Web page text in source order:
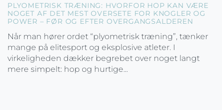
PLYOMETRISK TRÆNING: HVORFOR HOP KAN VÆRE
NOGET AF DET MEST OVERSETE FOR KNOGLER OG
POWER – FØR OG EFTER OVERGANGSALDEREN
Når man hører ordet “plyometrisk træning”, tænker
mange på elitesport og eksplosive atleter. I
virkeligheden dækker begrebet over noget langt
mere simpelt: hop og hurtige...